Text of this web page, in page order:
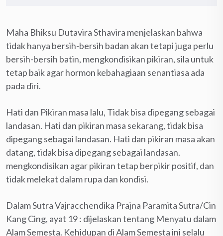
Maha Bhiksu Dutavira Sthavira menjelaskan bahwa
tidak hanya bersih-bersih badan akan tetapi juga perlu
bersih-bersih batin, mengkondisikan pikiran, sila untuk
tetap baik agar hormon kebahagiaan senantiasa ada
pada diri.
Hati dan Pikiran masa lalu, Tidak bisa dipegang sebagai
landasan. Hati dan pikiran masa sekarang, tidak bisa
dipegang sebagai landasan. Hati dan pikiran masa akan
datang, tidak bisa dipegang sebagai landasan.
mengkondisikan agar pikiran tetap berpikir positif, dan
tidak melekat dalam rupa dan kondisi.
Dalam Sutra Vajracchendika Prajna Paramita Sutra/Cin
Kang Cing, ayat 19 : dijelaskan tentang Menyatu dalam
Alam Semesta. Kehidupan di Alam Semesta ini selalu